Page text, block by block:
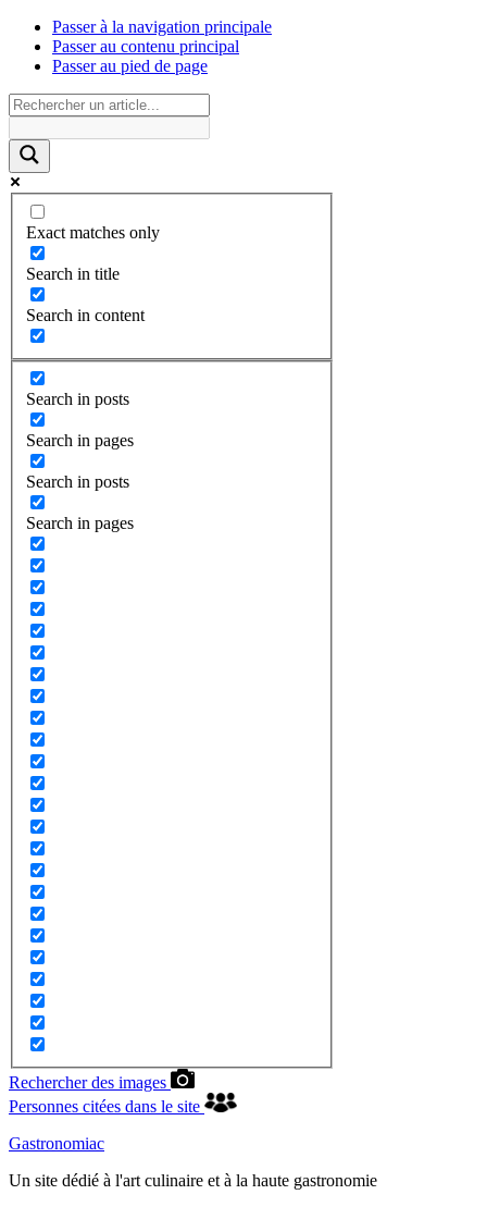
Passer à la navigation principale
Passer au contenu principal
Passer au pied de page
Exact matches only
Search in title
Search in content
Search in posts
Search in pages
Search in posts
Search in pages
Rechercher des images
Personnes citées dans le site
Gastronomiac
Un site dédié à l'art culinaire et à la haute gastronomie